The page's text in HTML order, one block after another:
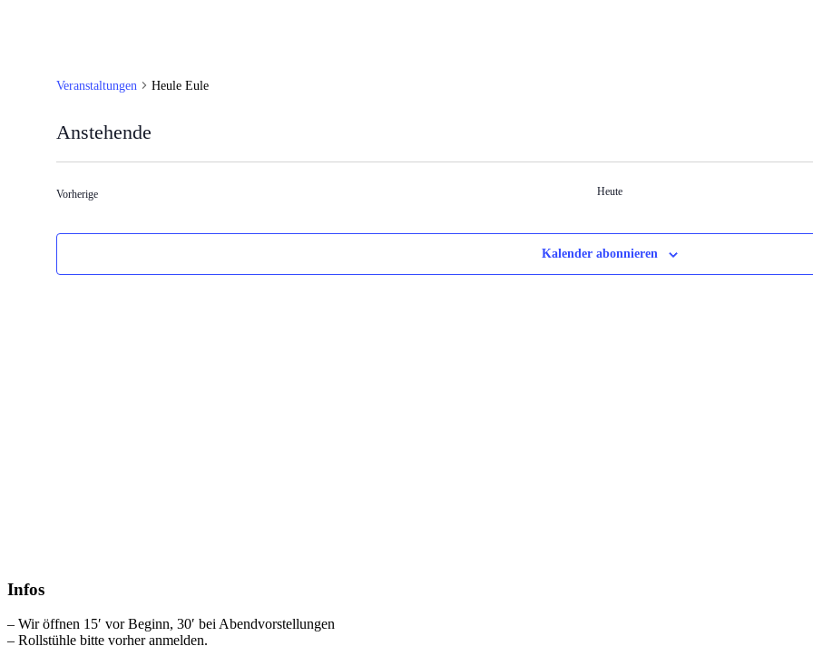
Veranstaltungen Heule Eule
Anstehende
VorherigeVeranstaltungen Heute
Kalender abonnieren
Infos
– Wir öffnen 15′ vor Beginn, 30′ bei Abendvorstellungen
– Rollstühle bitte vorher anmelden.